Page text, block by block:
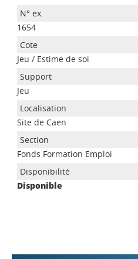
1654
Jeu / Estime de soi
Jeu
Site de Caen
Fonds Formation Emploi
Disponible
Appels à projets